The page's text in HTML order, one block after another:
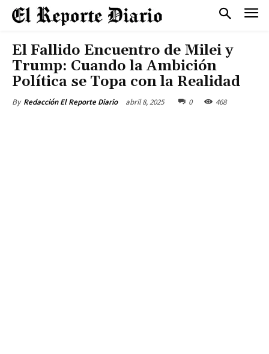
El Fallido Encuentro de Milei y
Trump: Cuando la Ambición
Política se Topa con la Realidad
By Redacción El Reporte Diario abril 8, 2025 0 468